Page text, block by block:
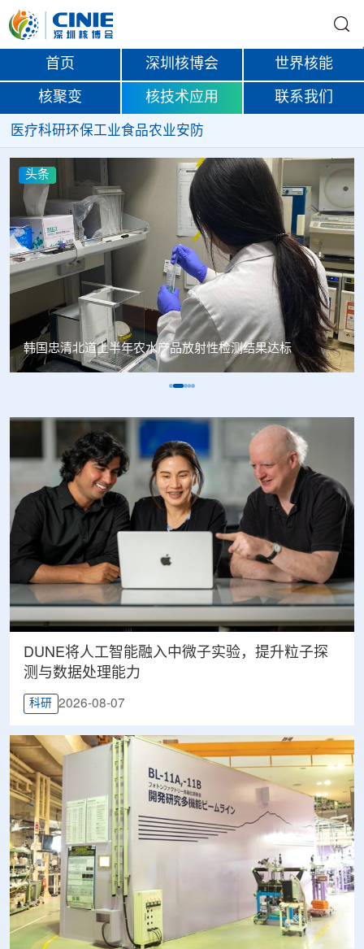
首页 深圳核博会 世界核能
核聚变 核技术应用 联系我们
医疗科研环保工业食品农业安防
道上半年农水产品放射性检测结果达标 Oklo格罗夫
DUNE将人工智能融入中微子实验，提升粒子探
测与数据处理能力
科研 2026-08-07